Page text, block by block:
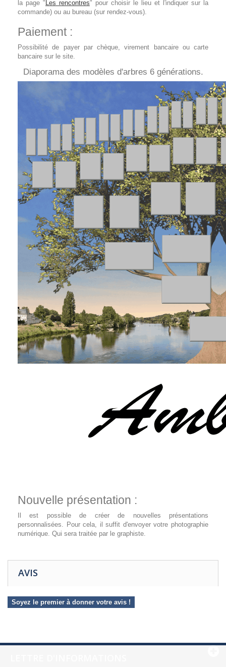
la page " Les rencontres" pour choisir le lieu et l'indiquer sur la
commande) ou au bureau (sur rendez-vous).
Paiement :
Possibilité de payer par chèque, virement bancaire ou carte
bancaire sur le site.
Diaporama des modèles d'arbres 6 générations.
Nouvelle présentation :
Il est possible de créer de nouvelles présentations
personnalisées. Pour cela, il suffit d'envoyer votre photographie
numérique. Qui sera traitée par le graphiste.
AVIS
Soyez le premier à donner votre avis !